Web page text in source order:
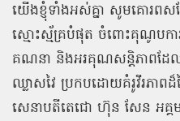
យើងខ្ញុំទាំងអស់គ្នា សូមគោរពស
ស្មោះស្ម័គ្របំផុត ចំពោះគុណូបកា
គណនា និងអរគុណសន្តិភាពដែ
ឈ្លាសវៃ ប្រកបដោយគំរូវីរភាពដ៏
សេនាបតីតេជោ ហ៊ុន សែន អគ្គម